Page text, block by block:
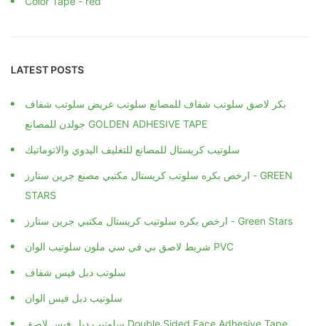
LATEST POSTS
بكر لاصق سلوتب شفاف للمصانع سلوتب عريض سلوتب شفاف
جولدن للمصانع GOLDEN ADHESIVE TAPE
سلوتيب كريستال للمصانع للتغليف اليدوي والاتوماتيك
ارخص بكره سلوتب كريستال مكتبي مصنع جرين ستارز - GREEN
STARS
ارخص بكره سلوتيب كريستال مكتبي جرين ستارز - Green Stars
شريط لاصق بي في سي ملون سلوتيب الوان PVC
سلوتب دبل فيس شفاف
سلوتيب دبل فيس الوان
سلوتيب دبل فيس لاصق Double Sided Face Adhesive Tape